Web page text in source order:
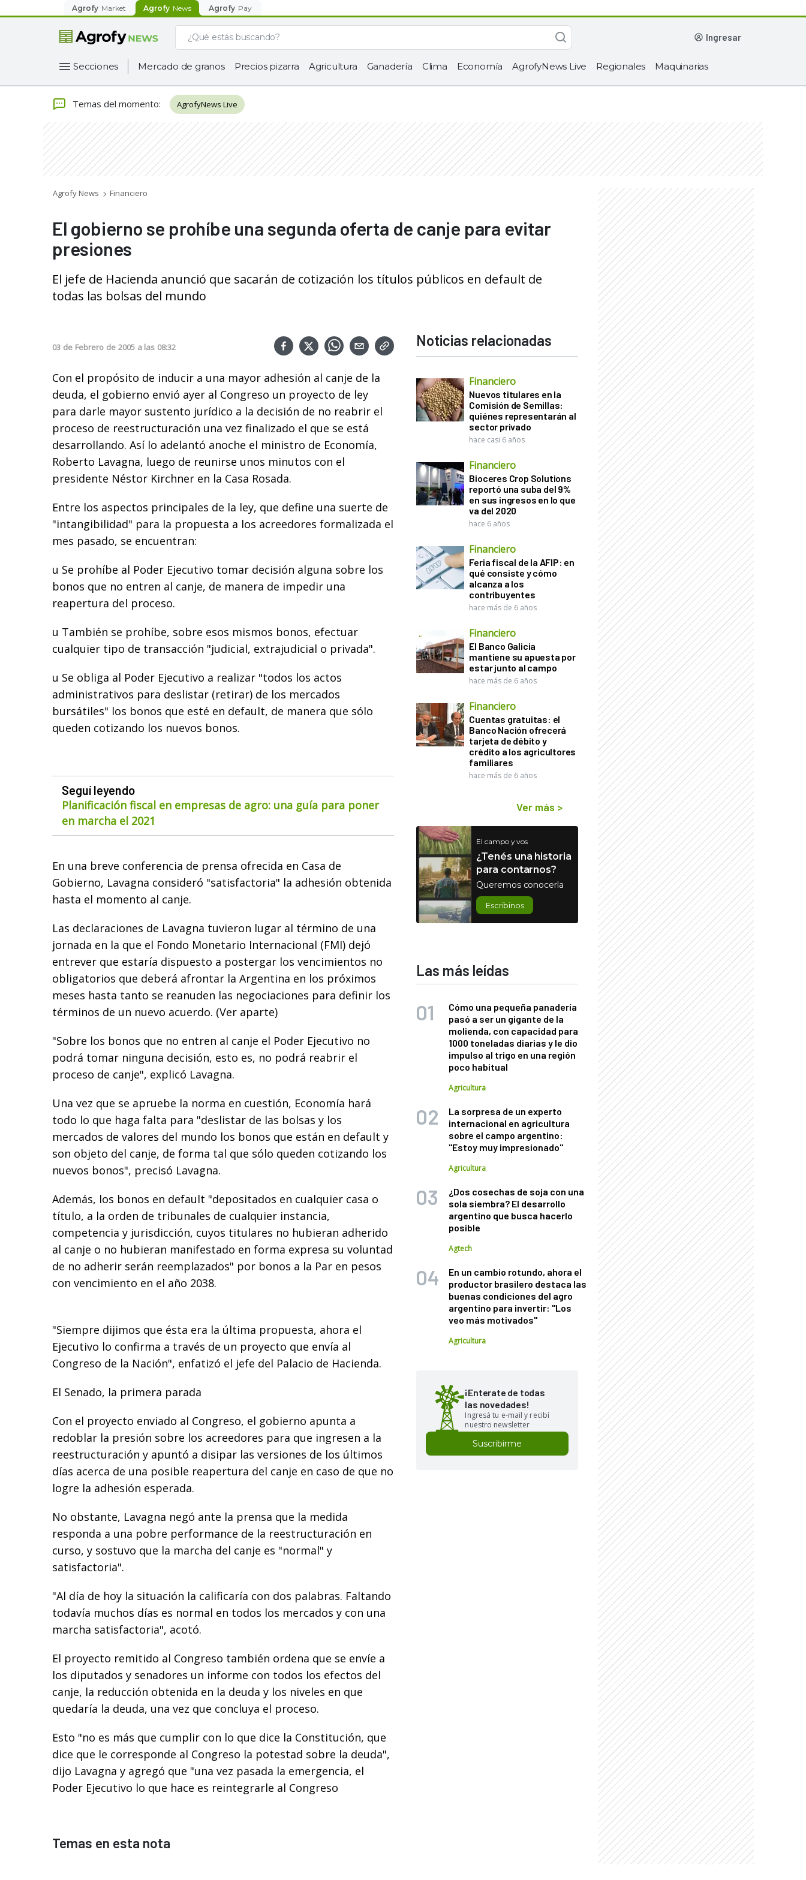
Agrofy Market Agrofy News Agrofy Pay
ingresar
Secciones Mercado de granos Precios pizarra Agricultura Ganadería Clima Economía AgrofyNews Live Regionales Maquinarias
Temas del momento: AgrofyNews Live
Agrofy News Financiero
El gobierno se prohíbe una segunda oferta de canje para evitar
presiones
El jefe de Hacienda anunció que sacarán de cotización los títulos públicos en default de
todas las bolsas del mundo
03 de Febrero de 2005 a las 08:32
Con el propósito de inducir a una mayor adhesión al canje de la
deuda, el gobierno envió ayer al Congreso un proyecto de ley
para darle mayor sustento jurídico a la decisión de no reabrir el
proceso de reestructuración una vez finalizado el que se está
desarrollando. Así lo adelantó anoche el ministro de Economía,
Roberto Lavagna, luego de reunirse unos minutos con el
presidente Néstor Kirchner en la Casa Rosada.
Entre los aspectos principales de la ley, que define una suerte de
"intangibilidad" para la propuesta a los acreedores formalizada el
mes pasado, se encuentran:
u Se prohíbe al Poder Ejecutivo tomar decisión alguna sobre los
bonos que no entren al canje, de manera de impedir una
reapertura del proceso.
u También se prohíbe, sobre esos mismos bonos, efectuar
cualquier tipo de transacción "judicial, extrajudicial o privada".
u Se obliga al Poder Ejecutivo a realizar "todos los actos
administrativos para deslistar (retirar) de los mercados
bursátiles" los bonos que esté en default, de manera que sólo
queden cotizando los nuevos bonos.
Seguí leyendo
Planificación fiscal en empresas de agro: una guía para poner
en marcha el 2021
En una breve conferencia de prensa ofrecida en Casa de
Gobierno, Lavagna consideró "satisfactoria" la adhesión obtenida
hasta el momento al canje.
Las declaraciones de Lavagna tuvieron lugar al término de una
jornada en la que el Fondo Monetario Internacional (FMI) dejó
entrever que estaría dispuesto a postergar los vencimientos no
obligatorios que deberá afrontar la Argentina en los próximos
meses hasta tanto se reanuden las negociaciones para definir los
términos de un nuevo acuerdo. (Ver aparte)
"Sobre los bonos que no entren al canje el Poder Ejecutivo no
podrá tomar ninguna decisión, esto es, no podrá reabrir el
proceso de canje", explicó Lavagna.
Una vez que se apruebe la norma en cuestión, Economía hará
todo lo que haga falta para "deslistar de las bolsas y los
mercados de valores del mundo los bonos que están en default y
son objeto del canje, de forma tal que sólo queden cotizando los
nuevos bonos", precisó Lavagna.
Además, los bonos en default "depositados en cualquier casa o
título, a la orden de tribunales de cualquier instancia,
competencia y jurisdicción, cuyos titulares no hubieran adherido
al canje o no hubieran manifestado en forma expresa su voluntad
de no adherir serán reemplazados" por bonos a la Par en pesos
con vencimiento en el año 2038.
"Siempre dijimos que ésta era la última propuesta, ahora el
Ejecutivo lo confirma a través de un proyecto que envía al
Congreso de la Nación", enfatizó el jefe del Palacio de Hacienda.
El Senado, la primera parada
Con el proyecto enviado al Congreso, el gobierno apunta a
redoblar la presión sobre los acreedores para que ingresen a la
reestructuración y apuntó a disipar las versiones de los últimos
días acerca de una posible reapertura del canje en caso de que no
logre la adhesión esperada.
No obstante, Lavagna negó ante la prensa que la medida
responda a una pobre performance de la reestructuración en
curso, y sostuvo que la marcha del canje es "normal" y
satisfactoria".
"Al día de hoy la situación la calificaría con dos palabras. Faltando
todavía muchos días es normal en todos los mercados y con una
marcha satisfactoria", acotó.
El proyecto remitido al Congreso también ordena que se envíe a
los diputados y senadores un informe con todos los efectos del
canje, la reducción obtenida en la deuda y los niveles en que
quedaría la deuda, una vez que concluya el proceso.
Esto "no es más que cumplir con lo que dice la Constitución, que
dice que le corresponde al Congreso la potestad sobre la deuda",
dijo Lavagna y agregó que "una vez pasada la emergencia, el
Poder Ejecutivo lo que hace es reintegrarle al Congreso
Noticias relacionadas
Financiero
Nuevos titulares en la
Comisión de Semillas:
quiénes representarán al
sector privado
hace casi 6 años
Financiero
Bioceres Crop Solutions
reportó una suba del 9%
en sus ingresos en lo que
va del 2020
hace 6 años
Financiero
Feria fiscal de la AFIP: en
qué consiste y cómo
alcanza a los
contribuyentes
hace más de 6 años
Financiero
El Banco Galicia
mantiene su apuesta por
estar junto al campo
hace más de 6 años
Financiero
Cuentas gratuitas: el
Banco Nación ofrecerá
tarjeta de débito y
crédito a los agricultores
familiares
hace más de 6 años
Ver más >
El campo y vos
¿Tenés una historia
para contarnos?
Queremos conocerla
Escribinos
Las más leídas
Cómo una pequeña panadería
pasó a ser un gigante de la
molienda, con capacidad para
1000 toneladas diarias y le dio
impulso al trigo en una región
poco habitual
Agricultura
La sorpresa de un experto
internacional en agricultura
sobre el campo argentino:
"Estoy muy impresionado"
Agricultura
¿Dos cosechas de soja con una
sola siembra? El desarrollo
argentino que busca hacerlo
posible
Agtech
En un cambio rotundo, ahora el
productor brasilero destaca las
buenas condiciones del agro
argentino para invertir: "Los
veo más motivados"
Agricultura
¡Enterate de todas
las novedades!
Ingresá tu e-mail y recibí
nuestro newsletter
Suscribirme
Temas en esta nota